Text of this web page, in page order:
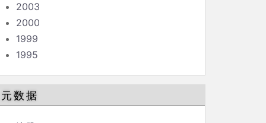
2003
2000
1999
1995
元数据